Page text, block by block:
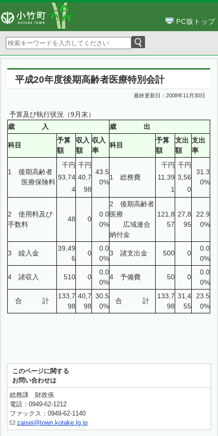
PC版トップ
平成20年度後期高齢者医療特別会計
最終更新日：2008年11月30日
予算及び執行状況（9月末）
歳 入
歳 出
科目
予算
額
収入
額
収入
率
科目
予算
額
支出
額
支出
率
1 後期高齢者
医療保険料
千円
93,74
4
千円
40,7
98
43.5
0%
1 総務費
千円
11,39
1
千円
3,56
0
31.3
0%
2 使用料及び
手数料
48 0
0.0
0%
2 後期高齢者
医療
広域連合
納付金
121,8
57
27,8
95
22.9
0%
3 繰入金
39,49
6
0
0.0
0%
3 諸支出金 500 0
0.0
0%
4 諸収入 510 0
0.0
0%
4 予備費 50 0
0.0
0%
合 計
133,7
98
40,7
98
30.5
0%
合 計
133,7
98
31,4
55
23.5
0%
このページに関する
お問い合わせは
総務課 財政係
電話：0949-62-1212
ファックス：0949-62-1140
zaisei@town.kotake.lg.jp